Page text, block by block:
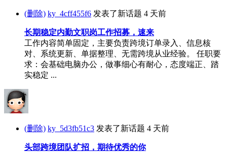
(删除) ky_4cff455f6 发表了新话题 4 天前
长期稳定内勤文职岗工作招募，速来
工作内容简单固定，主要负责跨境订单录入、信息核
对、系统更新、单据整理、无需跨境从业经验。 任职要
求：会基础电脑办公，做事细心有耐心，态度端正、踏
实稳定 ...
(删除) ky_5d3fb51c3 发表了新话题 4 天前
头部跨境团队扩招，期待优秀的你